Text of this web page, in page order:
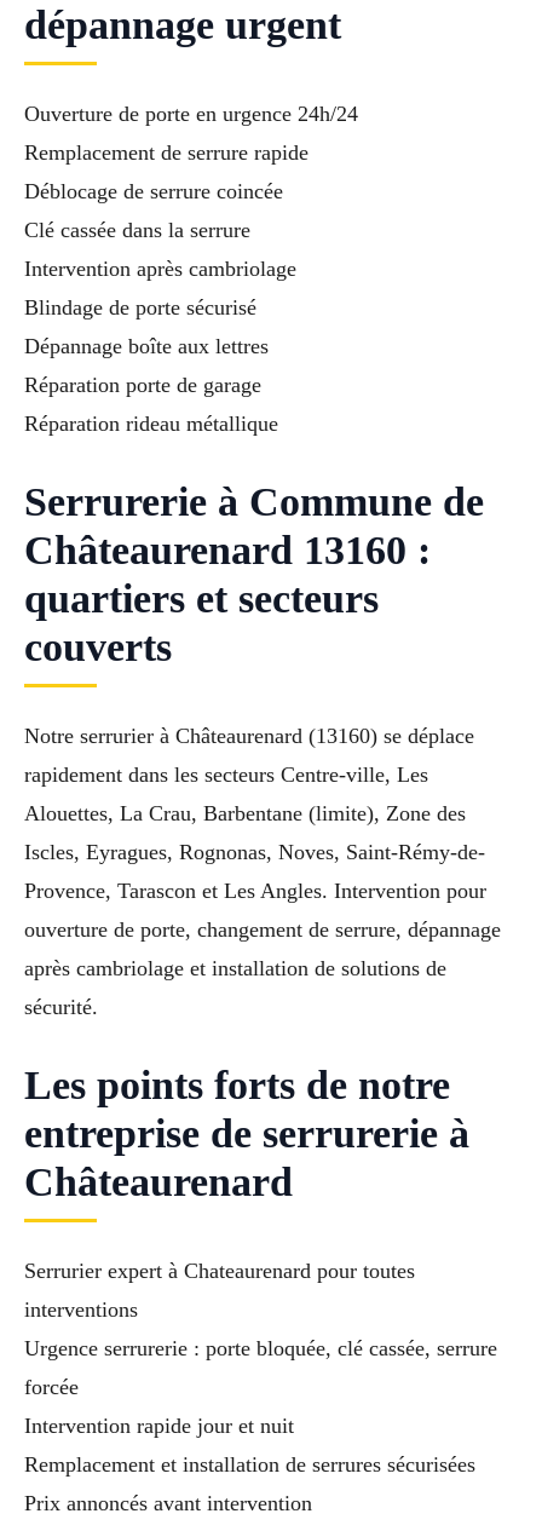
dépannage urgent
Ouverture de porte en urgence 24h/24
Remplacement de serrure rapide
Déblocage de serrure coincée
Clé cassée dans la serrure
Intervention après cambriolage
Blindage de porte sécurisé
Dépannage boîte aux lettres
Réparation porte de garage
Réparation rideau métallique
Serrurerie à Commune de
Châteaurenard 13160 :
quartiers et secteurs
couverts
Notre serrurier à Châteaurenard (13160) se déplace
rapidement dans les secteurs Centre-ville, Les
Alouettes, La Crau, Barbentane (limite), Zone des
Iscles, Eyragues, Rognonas, Noves, Saint-Rémy-de-
Provence, Tarascon et Les Angles. Intervention pour
ouverture de porte, changement de serrure, dépannage
après cambriolage et installation de solutions de
sécurité.
Les points forts de notre
entreprise de serrurerie à
Châteaurenard
Serrurier expert à Chateaurenard pour toutes
interventions
Urgence serrurerie : porte bloquée, clé cassée, serrure
forcée
Intervention rapide jour et nuit
Remplacement et installation de serrures sécurisées
Prix annoncés avant intervention